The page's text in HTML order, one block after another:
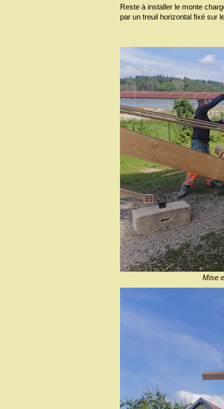
Reste à installer le monte
par un treuil horizontal fixé sur
Mise